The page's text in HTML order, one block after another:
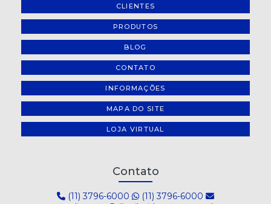
CLIENTES
PRODUTOS
BLOG
CONTATO
INFORMAÇÕES
MAPA DO SITE
LOJA VIRTUAL
Contato
(11) 3796-6000
(11) 3796-6000